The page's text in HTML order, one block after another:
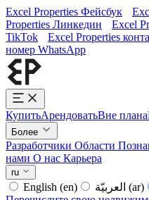
Excel Properties Фейсбук
Properties Линкедин
Excel
TikTok
Excel Properties
номер WhatsApp
КупитьАрендоватьВне плана
Более
Разработчики Области
нами О нас Карьера
ru
English (en) (ar)